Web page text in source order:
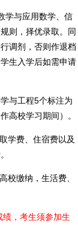
与应用数学、信
则，择优录取。同
调剂，否则作退档
生入学后如需申请
与工程5个标注为
高校学习期间）。
学费、住宿费以及
缴纳，生活费、
，考生须参加生